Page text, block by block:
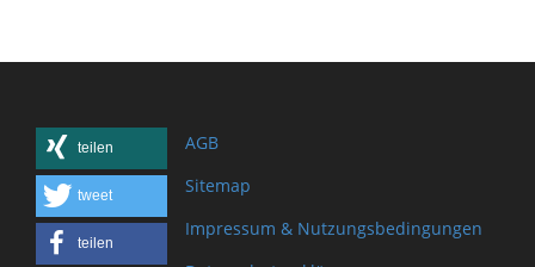
teilen
tweet
teilen
AGB
Sitemap
Impressum & Nutzungsbedingungen